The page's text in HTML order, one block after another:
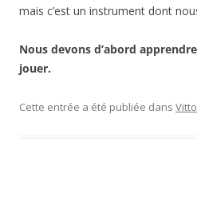
mais c’est un instrument dont
Nous devons d’abord
jouer.
Cette entrée a été publiée dans